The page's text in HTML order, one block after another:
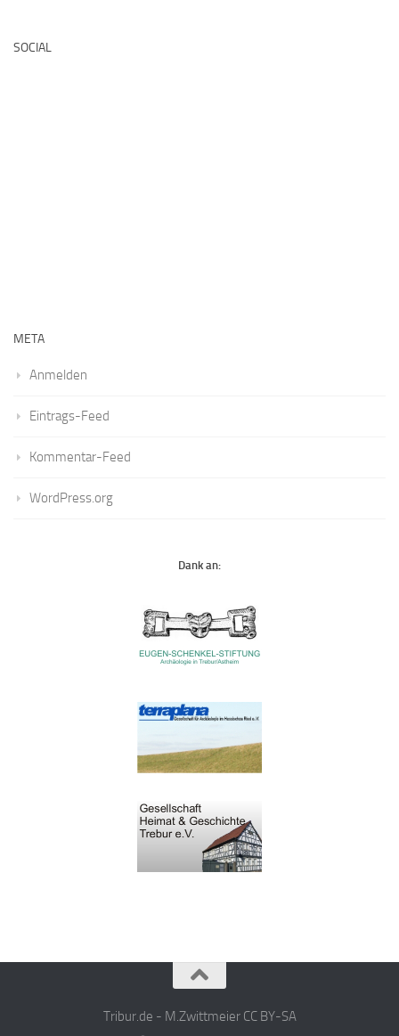
SOCIAL
META
Anmelden
Eintrags-Feed
Kommentar-Feed
WordPress.org
Dank an:
Tribur.de - M.Zwittmeier CC BY-SA